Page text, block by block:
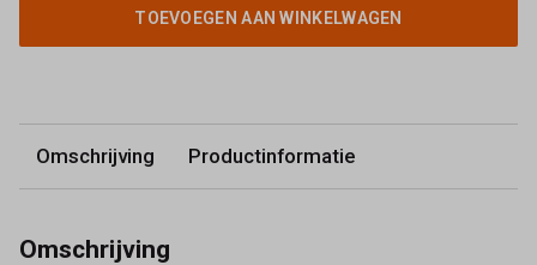
TOEVOEGEN AAN WINKELWAGEN
Omschrijving Productinformatie
Omschrijving